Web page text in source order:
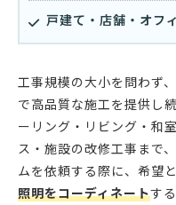
戸建て・店舗・オフ
工事規模の大小を問わず
で高品質な施工を提供し
ーリング・リビング・和
ス・施設の改修工事まで
ムを依頼する際に、希望
照明をコーディネートす